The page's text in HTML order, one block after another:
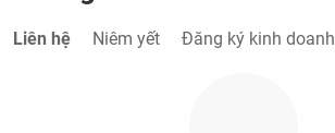
Liên hệ Niêm yết Đăng ký kinh doanh
Dịch
vụ